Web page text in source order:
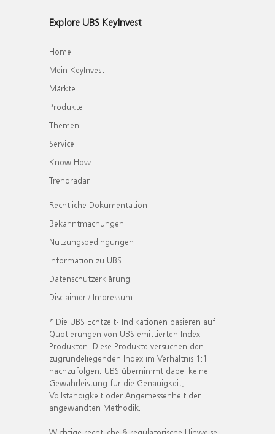
Explore UBS KeyInvest
Home
Mein KeyInvest
Märkte
Produkte
Themen
Service
Know How
Trendradar
Rechtliche Dokumentation
Bekanntmachungen
Nutzungsbedingungen
Information zu UBS
Datenschutzerklärung
Disclaimer / Impressum
* Die UBS Echtzeit- Indikationen basieren auf
Quotierungen von UBS emittierten Index-
Produkten. Diese Produkte versuchen den
zugrundeliegenden Index im Verhältnis 1:1
nachzufolgen. UBS übernimmt dabei keine
Gewährleistung für die Genauigkeit,
Vollständigkeit oder Angemessenheit der
angewandten Methodik.